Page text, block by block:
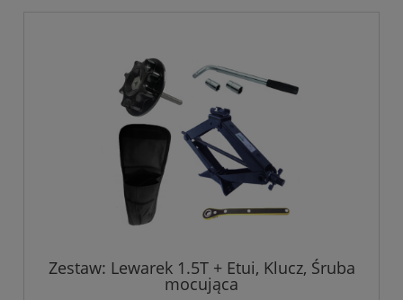
Zestaw: Lewarek 1.5T + Etui, Klucz, Śruba
mocująca